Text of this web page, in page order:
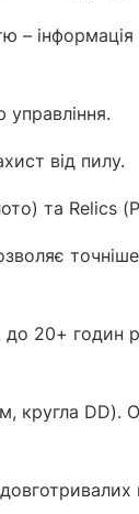
від пилу.
та Relics
до 20+
кругла DD).